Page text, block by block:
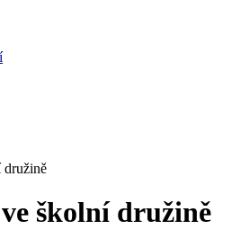
družině
školní družině